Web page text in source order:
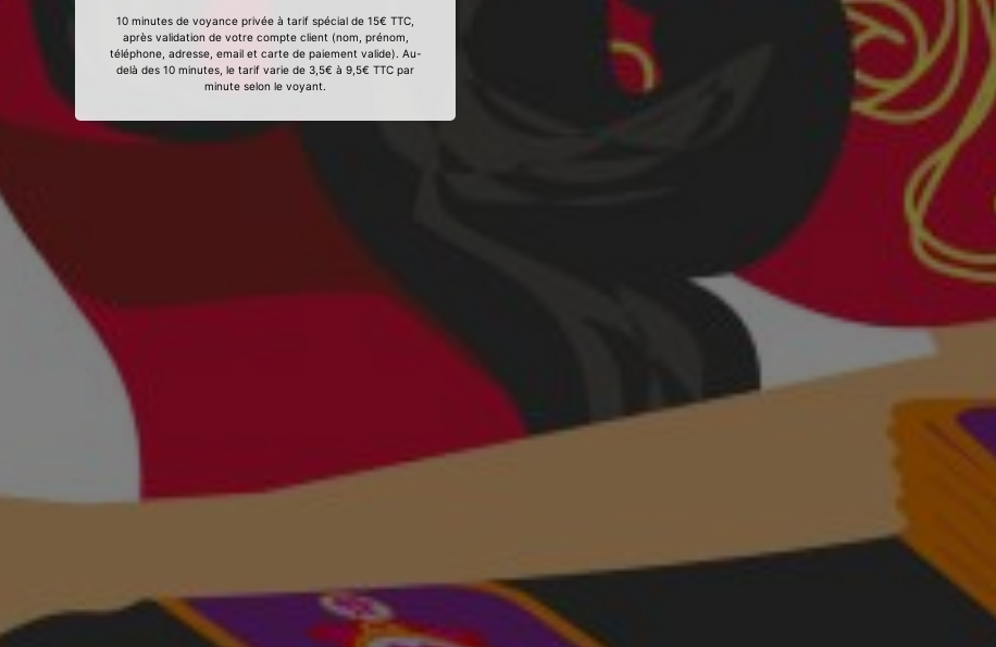
10 minutes de voyance privée à tarif spécial de 15€ TTC,
après validation de votre compte client (nom, prénom,
téléphone, adresse, email et carte de paiement valide). Au-
delà des 10 minutes, le tarif varie de 3,5€ à 9,5€ TTC par
minute selon le voyant.